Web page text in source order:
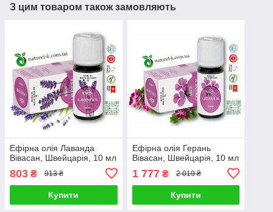
З цим товаром також замовляють
Ефірна олія Лаванда
Вівасан, Швейцарія, 10 мл
803 ₴ 913 ₴
Купити
Ефірна олія Герань
Вівасан, Швейцарія, 10 мл
1 777₴ 2 019 ₴
Купити